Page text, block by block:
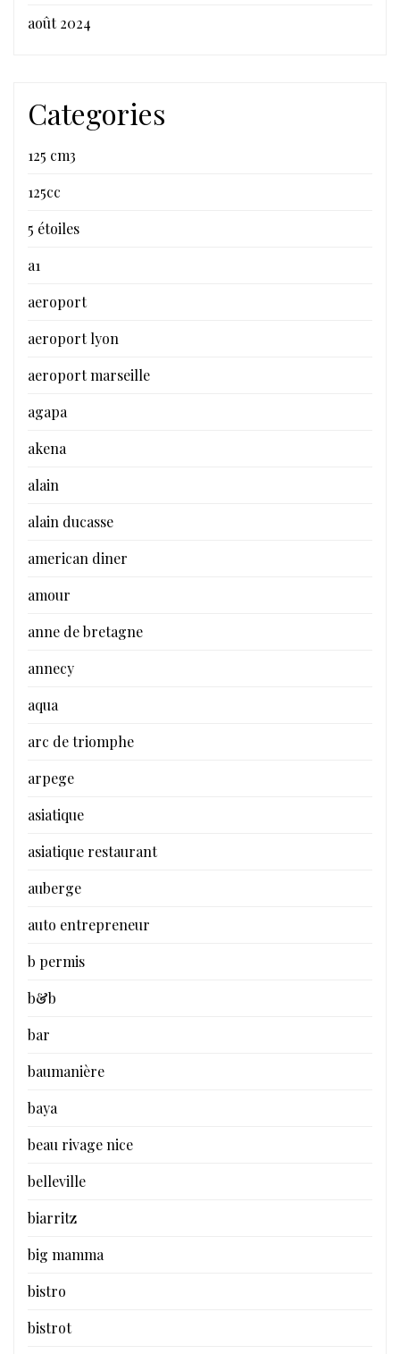
août 2024
Categories
125 cm3
125cc
5 étoiles
a1
aeroport
aeroport lyon
aeroport marseille
agapa
akena
alain
alain ducasse
american diner
amour
anne de bretagne
annecy
aqua
arc de triomphe
arpege
asiatique
asiatique restaurant
auberge
auto entrepreneur
b permis
b&b
bar
baumanière
baya
beau rivage nice
belleville
biarritz
big mamma
bistro
bistrot